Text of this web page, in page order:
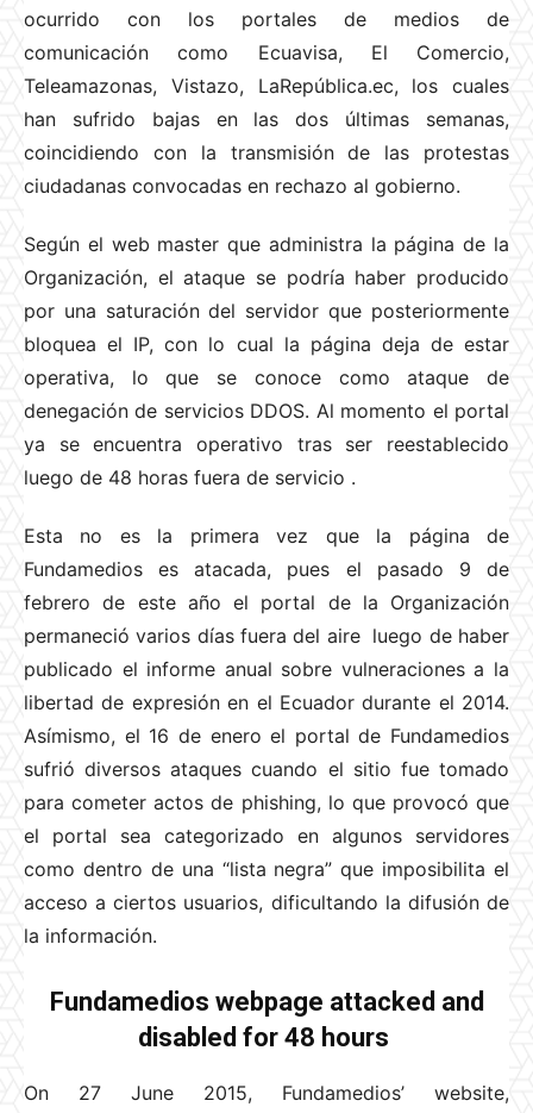
ocurrido con los portales de medios de
comunicación como Ecuavisa, El Comercio,
Teleamazonas, Vistazo, LaRepública.ec, los cuales
han sufrido bajas en las dos últimas semanas,
coincidiendo con la transmisión de las protestas
ciudadanas convocadas en rechazo al gobierno.
Según el web master que administra la página de la
Organización, el ataque se podría haber producido
por una saturación del servidor que posteriormente
bloquea el IP, con lo cual la página deja de estar
operativa, lo que se conoce como ataque de
denegación de servicios DDOS. Al momento el portal
ya se encuentra operativo tras ser reestablecido
luego de 48 horas fuera de servicio .
Esta no es la primera vez que la página de
Fundamedios es atacada, pues el pasado 9 de
febrero de este año el portal de la Organización
permaneció varios días fuera del aire luego de haber
publicado el informe anual sobre vulneraciones a la
libertad de expresión en el Ecuador durante el 2014.
Asímismo, el 16 de enero el portal de Fundamedios
sufrió diversos ataques cuando el sitio fue tomado
para cometer actos de phishing, lo que provocó que
el portal sea categorizado en algunos servidores
como dentro de una “lista negra” que imposibilita el
acceso a ciertos usuarios, dificultando la difusión de
la información.
Fundamedios webpage attacked and
disabled for 48 hours
On 27 June 2015, Fundamedios’ website,